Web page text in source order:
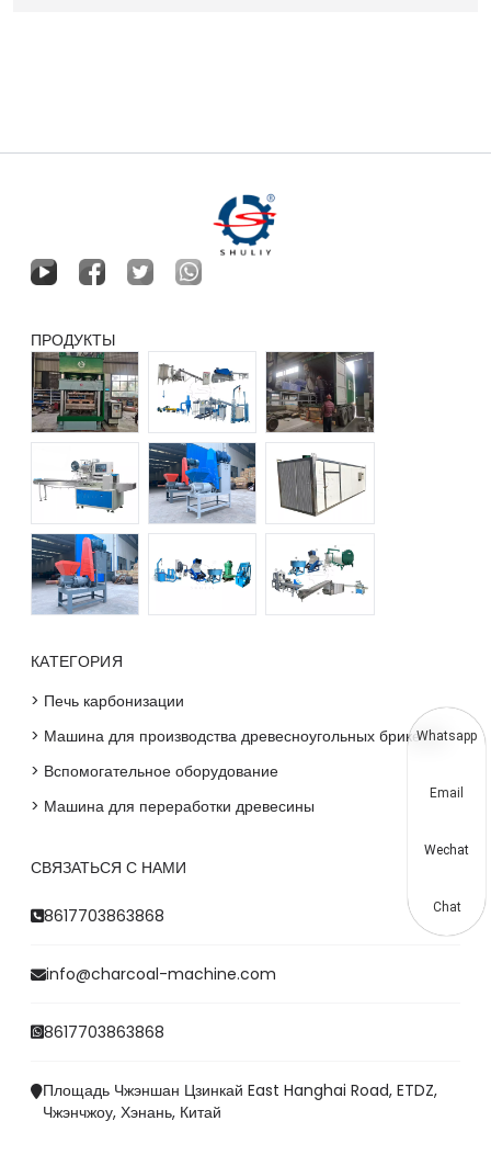
ПРОДУКТЫ
КАТЕГОРИЯ
> Печь карбонизации
> Машина для производства древесноугольных брикетов
> Вспомогательное оборудование
> Машина для переработки древесины
СВЯЗАТЬСЯ С НАМИ
8617703863868
info@charcoal-machine.com
8617703863868
Площадь Чжэншан Цзинкай East Hanghai Road, ETDZ,
Чжэнчжоу, Хэнань, Китай
Whatsapp
Email
Wechat
Chat